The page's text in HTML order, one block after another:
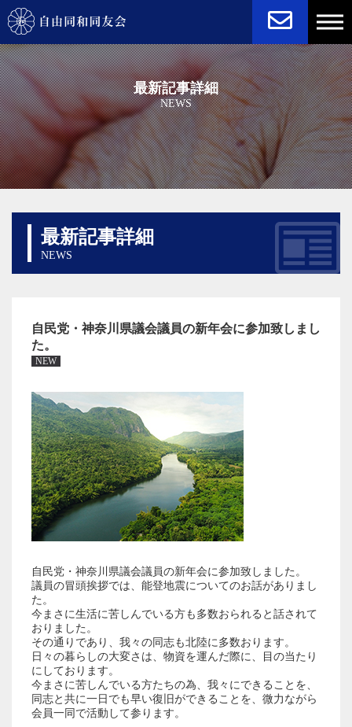
最新記事詳細
NEWS
最新記事詳細
NEWS
自民党・神奈川県議会議員の新年会に参加致しまし
た。
NEW
自民党・神奈川県議会議員の新年会に参加致しました。
議員の冒頭挨拶では、能登地震についてのお話がありまし
た。
今まさに生活に苦しんでいる方も多数おられると話されて
おりました。
その通りであり、我々の同志も北陸に多数おります。
日々の暮らしの大変さは、物資を運んだ際に、目の当たり
にしております。
今まさに苦しんでいる方たちの為、我々にできることを、
同志と共に一日でも早い復旧ができることを、微力ながら
会員一同で活動して参ります。
STATUTE